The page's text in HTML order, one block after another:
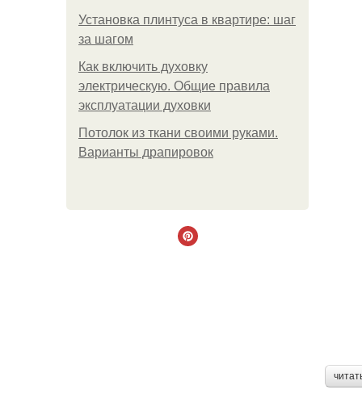
Установка плинтуса в квартире: шаг
за шагом
Как включить духовку
электрическую. Общие правила
эксплуатации духовки
Потолок из ткани своими руками.
Варианты драпировок